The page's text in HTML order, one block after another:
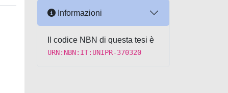
Informazioni
Il codice NBN di questa tesi è
URN:NBN:IT:UNIPR-370320